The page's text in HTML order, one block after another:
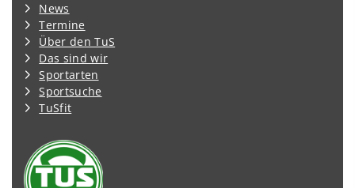
News
Termine
Über den TuS
Das sind wir
Sportarten
Sportsuche
TuSfit